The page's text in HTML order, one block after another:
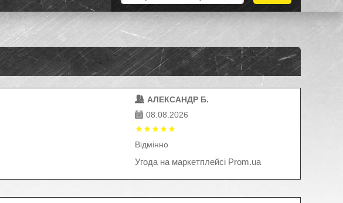
АЛЕКСАНДР Б.
08.08.2026
Відмінно
Угода на маркетплейсі Prom.ua